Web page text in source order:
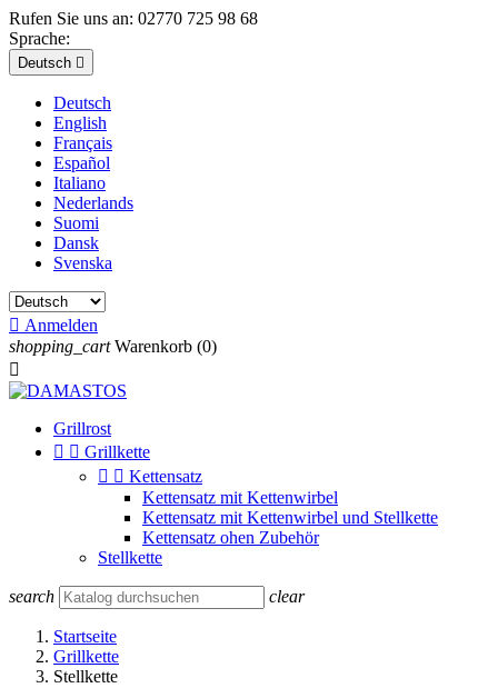
Rufen Sie uns an: 02770 725 98 68
Sprache:
Deutsch 
Deutsch
English
Français
Español
Italiano
Nederlands
Suomi
Dansk
Svenska
 Anmelden
shopping_cart Warenkorb (0)

Grillrost
  Grillkette
  Kettensatz
Kettensatz mit Kettenwirbel
Kettensatz mit Kettenwirbel und Stellkette
Kettensatz ohen Zubehör
Stellkette
search clear
Startseite
Grillkette
Stellkette